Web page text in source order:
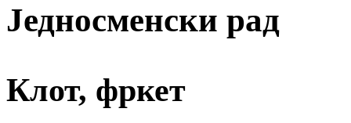
Једносменски рад
Клот, фркет